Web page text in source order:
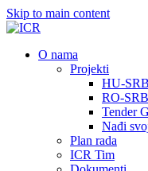
Skip to main content
О nama
Projekti
HU-
RO-
Tender
Nađi
Plan rada
ICR Tim